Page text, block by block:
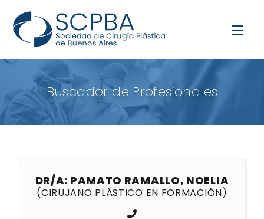
Buscador de Profesionales
DR/A: PAMATO RAMALLO, NOELIA
(CIRUJANO PLÁSTICO EN FORMACIÓN)